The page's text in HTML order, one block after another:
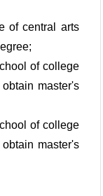
of central arts
of college
master's
of college
master's